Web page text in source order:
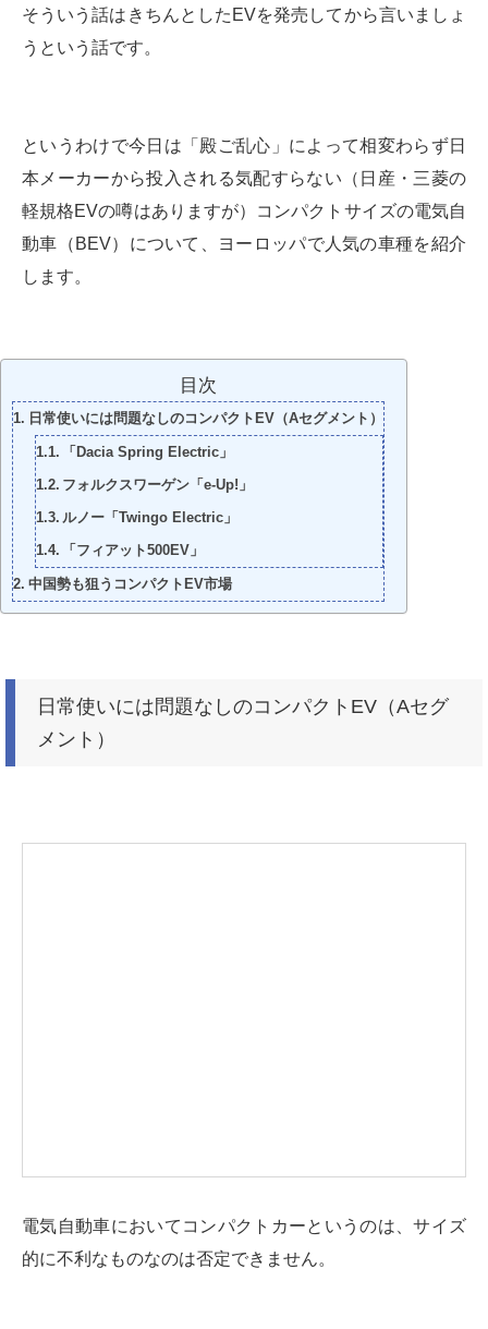
そういう話はきちんとしたEVを発売してから言いましょ
うという話です。
というわけで今日は「殿ご乱心」によって相変わらず日
本メーカーから投入される気配すらない（日産・三菱の
軽規格EVの噂はありますが）コンパクトサイズの電気自
動車（BEV）について、ヨーロッパで人気の車種を紹介
します。
目次
日常使いには問題なしのコンパクトEV（Aセグメント）
「Dacia Spring Electric」
フォルクスワーゲン「e-Up!」
ルノー「Twingo Electric」
「フィアット500EV」
中国勢も狙うコンパクトEV市場
日常使いには問題なしのコンパクトEV（Aセグ
メント）
電気自動車においてコンパクトカーというのは、サイズ
的に不利なものなのは否定できません。